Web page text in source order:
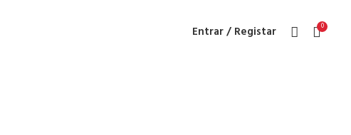
Entrar / Registar 0